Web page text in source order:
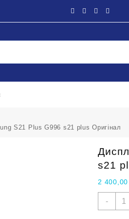
S21 Plus G996 s21 plus Оригінал
s21
2 400,00
-